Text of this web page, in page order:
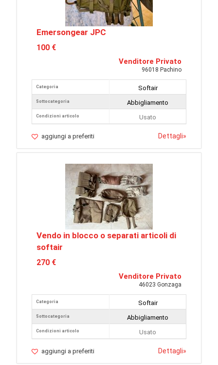
Emersongear JPC
100 €
Venditore Privato
96018 Pachino
Categoria
Sottocategoria
Condizioni articolo
Softair
Abbigliamento
Usato
aggiungi a preferiti Dettagli»
Vendo in blocco o separati articoli di
softair
270 €
Venditore Privato
46023 Gonzaga
Categoria
Sottocategoria
Condizioni articolo
Softair
Abbigliamento
Usato
aggiungi a preferiti Dettagli»